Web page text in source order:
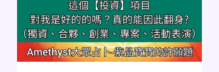
個
投
資
對
我
來
說
是